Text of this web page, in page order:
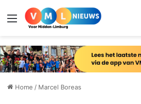
Menu
Home / Marcel Boreas